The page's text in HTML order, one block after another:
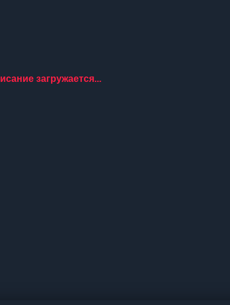
загружается...